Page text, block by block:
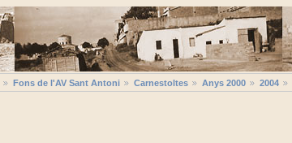
Fons de l'AV Sant Antoni Carnestoltes Anys 2000 2004